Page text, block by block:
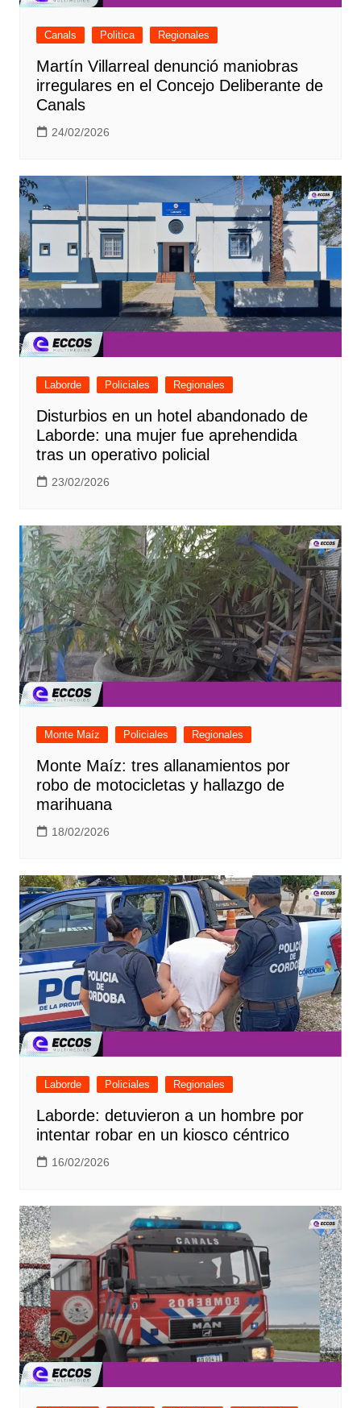
Canals Politica Regionales
Martín Villarreal denunció maniobras
irregulares en el Concejo Deliberante de
Canals
24/02/2026
Laborde Policiales Regionales
Disturbios en un hotel abandonado de
Laborde: una mujer fue aprehendida
tras un operativo policial
23/02/2026
Monte Maíz Policiales Regionales
Monte Maíz: tres allanamientos por
robo de motocicletas y hallazgo de
marihuana
18/02/2026
Laborde Policiales Regionales
Laborde: detuvieron a un hombre por
intentar robar en un kiosco céntrico
16/02/2026